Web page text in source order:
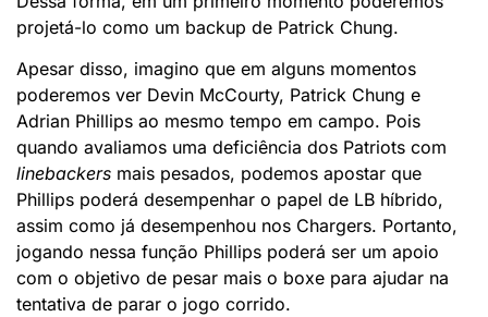
projetá-lo como um backup de Patrick Chung.
Apesar disso, imagino que em alguns momentos
poderemos ver Devin McCourty, Patrick Chung e
Adrian Phillips ao mesmo tempo em campo. Pois
quando avaliamos uma deficiência dos Patriots com
linebackers mais pesados, podemos apostar que
Phillips poderá desempenhar o papel de LB híbrido,
assim como já desempenhou nos Chargers. Portanto,
jogando nessa função Phillips poderá ser um apoio
com o objetivo de pesar mais o boxe para ajudar na
tentativa de parar o jogo corrido.